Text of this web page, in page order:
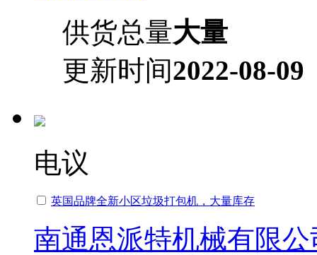
供货总量大量
更新时间2022-08-09
电议
英国品牌全新小区垃圾打包机，大量库存
南通恩派特机械有限公